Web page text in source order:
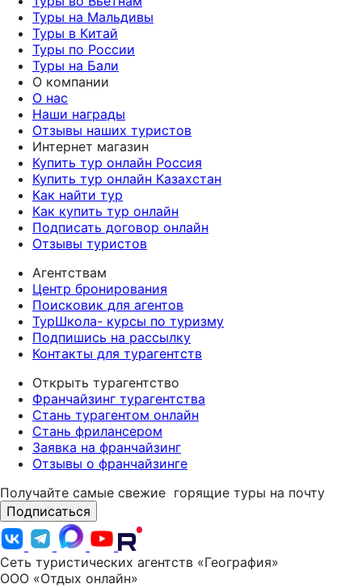
Туры на Мальдивы
Туры в Китай
Туры по России
Туры на Бали
О компании
О нас
Наши награды
Отзывы наших туристов
Интернет магазин
Купить тур онлайн Россия
Купить тур онлайн Казахстан
Как найти тур
Как купить тур онлайн
Подписать договор онлайн
Отзывы туристов
Агентствам
Центр бронирования
Поисковик для агентов
ТурШкола- курсы по туризму
Подпишись на рассылку
Контакты для турагентств
Открыть турагентство
Франчайзинг турагентства
Стань турагентом онлайн
Стань фрилансером
Заявка на франчайзинг
Отзывы о франчайзинге
Получайте самые свежие горящие туры на почту
Подписаться
Сеть туристических агентств «География»
ООО «Отдых онлайн»